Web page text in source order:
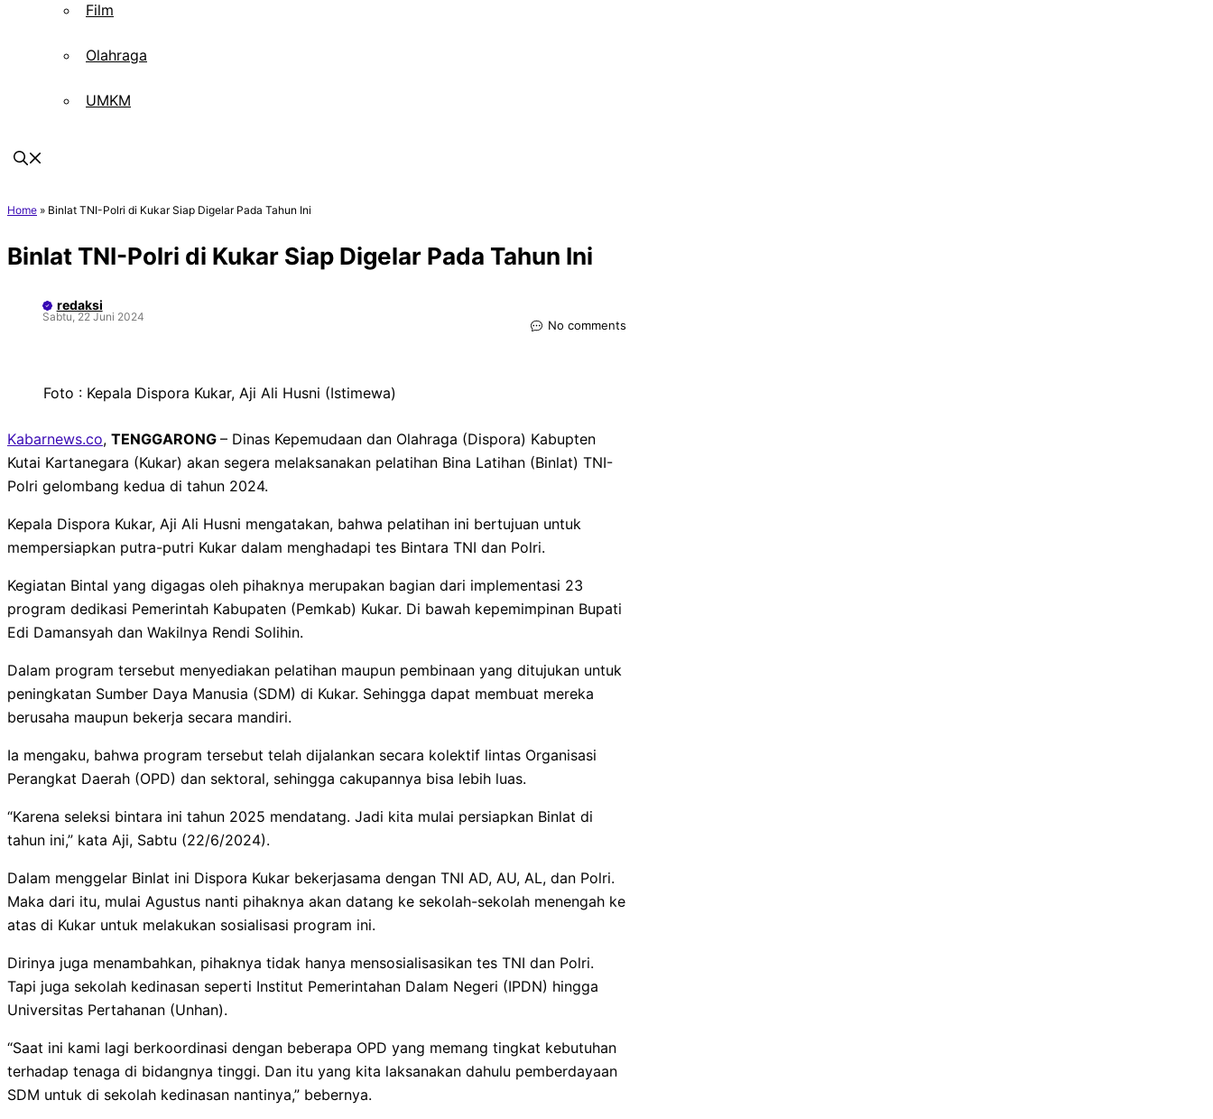
Film
Olahraga
UMKM
Home » Binlat TNI-Polri di Kukar Siap Digelar Pada Tahun Ini
Binlat TNI-Polri di Kukar Siap Digelar Pada Tahun Ini
redaksi
Sabtu, 22 Juni 2024
No comments
Foto : Kepala Dispora Kukar, Aji Ali Husni (Istimewa)
Kabarnews.co, TENGGARONG – Dinas Kepemudaan dan Olahraga (Dispora) Kabupten
Kutai Kartanegara (Kukar) akan segera melaksanakan pelatihan Bina Latihan (Binlat) TNI-
Polri gelombang kedua di tahun 2024.
Kepala Dispora Kukar, Aji Ali Husni mengatakan, bahwa pelatihan ini bertujuan untuk
mempersiapkan putra-putri Kukar dalam menghadapi tes Bintara TNI dan Polri.
Kegiatan Bintal yang digagas oleh pihaknya merupakan bagian dari implementasi 23
program dedikasi Pemerintah Kabupaten (Pemkab) Kukar. Di bawah kepemimpinan Bupati
Edi Damansyah dan Wakilnya Rendi Solihin.
Dalam program tersebut menyediakan pelatihan maupun pembinaan yang ditujukan untuk
peningkatan Sumber Daya Manusia (SDM) di Kukar. Sehingga dapat membuat mereka
berusaha maupun bekerja secara mandiri.
Ia mengaku, bahwa program tersebut telah dijalankan secara kolektif lintas Organisasi
Perangkat Daerah (OPD) dan sektoral, sehingga cakupannya bisa lebih luas.
“Karena seleksi bintara ini tahun 2025 mendatang. Jadi kita mulai persiapkan Binlat di
tahun ini,” kata Aji, Sabtu (22/6/2024).
Dalam menggelar Binlat ini Dispora Kukar bekerjasama dengan TNI AD, AU, AL, dan Polri.
Maka dari itu, mulai Agustus nanti pihaknya akan datang ke sekolah-sekolah menengah ke
atas di Kukar untuk melakukan sosialisasi program ini.
Dirinya juga menambahkan, pihaknya tidak hanya mensosialisasikan tes TNI dan Polri.
Tapi juga sekolah kedinasan seperti Institut Pemerintahan Dalam Negeri (IPDN) hingga
Universitas Pertahanan (Unhan).
“Saat ini kami lagi berkoordinasi dengan beberapa OPD yang memang tingkat kebutuhan
terhadap tenaga di bidangnya tinggi. Dan itu yang kita laksanakan dahulu pemberdayaan
SDM untuk di sekolah kedinasan nantinya,” bebernya.